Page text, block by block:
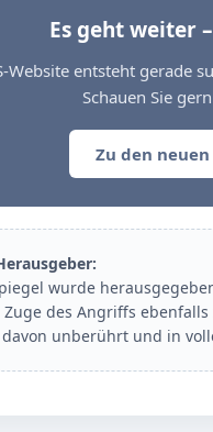
Es geht weiter
Website entsteht gerade
Schauen Sie
Zu den
wurde
des Angriffs
davon unberührt und in